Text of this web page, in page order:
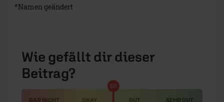
*Namen geändert
Wie gefällt dir dieser
Beitrag?
GAR NICHT OKAY GUT SEHR GUT
50